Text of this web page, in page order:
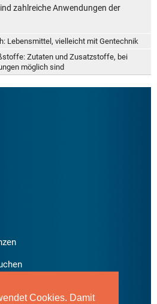
Cookies. Damit
zahlreiche Anwendungen der
Lebensmittel, vielleicht mit Gentechnik
Zutaten und Zusatzstoffe, bei
möglich sind